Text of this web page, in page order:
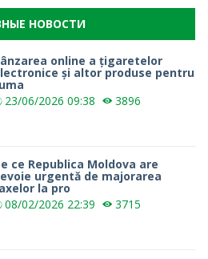
НОВОСТИ
online a țigaretelor
și altor produse pentru
23/06/2026 09:38 3896
ce Republica Moldova are
urgentă de majorarea
la pro
08/02/2026 22:39 3715